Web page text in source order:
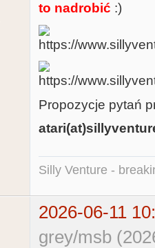
to nadrobić :)
Propozycje pytań
Silly Venture -
2026-06-11
grey/msb